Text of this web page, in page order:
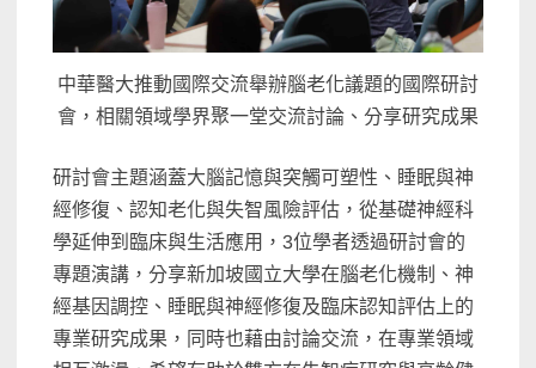
中華醫大推動國際交流舉辦腦老化議題的國際研討
會，相關領域學界聚一堂交流討論、分享研究成果
研討會主題涵蓋大腦記憶與突觸可塑性、睡眠與神
經修復、認知老化與失智風險評估，從基礎神經科
學延伸到臨床與生活應用，3位學者透過研討會的
專題演講，分享新加坡國立大學在腦老化機制、神
經基因調控、睡眠與神經修復及臨床認知評估上的
專業研究成果，同時也藉由討論交流，在專業領域